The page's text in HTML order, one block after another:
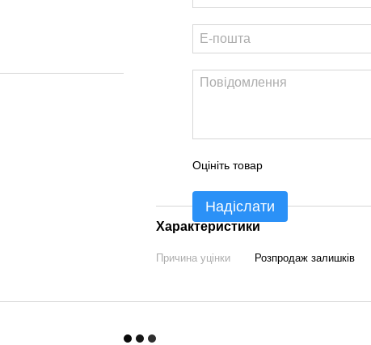
Оцініть товар
Надіслати
Характеристики
Причина уцінки Розпродаж залишків